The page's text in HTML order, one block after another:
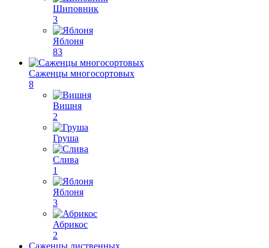
Шиповник
3
Яблоня
83
Саженцы многосортовых
8
Вишня
2
Груша
Слива
1
Яблоня
3
Абрикос
2
Саженцы лиственных